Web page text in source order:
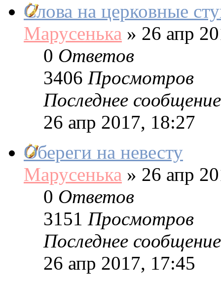
Слова на церковные
Марусенька » 26 апр
0 Ответов
3406 Просмотров
Последнее сообщение
26 апр 2017, 18:27
Обереги на невесту
Марусенька » 26 апр
0 Ответов
3151 Просмотров
Последнее сообщение
26 апр 2017, 17:45